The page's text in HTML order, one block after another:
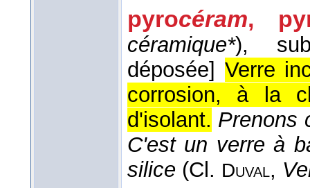
pyrocéram,
céramique*),
déposée] Verre
corrosion, à la
d'isolant. Prenons
C'est un verre à
silice (Cl. Duval,